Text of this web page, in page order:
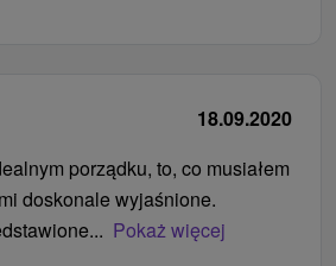
18.09.2020
porządku, to, co musiałem
doskonale wyjaśnione.
Pokaż więcej